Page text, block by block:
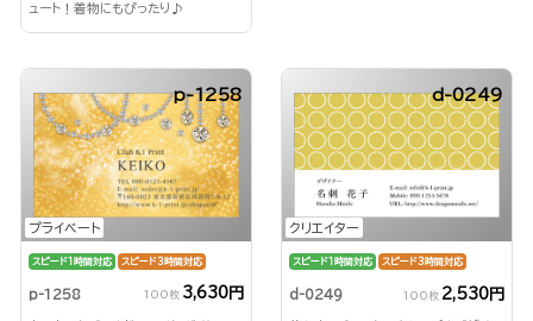
ュート！着物にもぴったり♪
プライベート
p-1258
スピード1時間対応 スピード3時間対応
p-1258 100枚 3,630円
クリエイター
d-0249
スピード1時間対応 スピード3時間対応
d-0249 100枚 2,530円